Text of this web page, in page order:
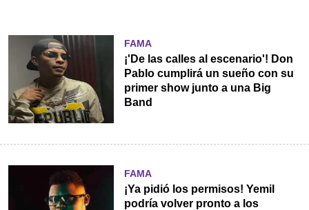
FAMA
¡'De las calles al escenario'! Don
Pablo cumplirá un sueño con su
primer show junto a una Big
Band
FAMA
¡Ya pidió los permisos! Yemil
podría volver pronto a los